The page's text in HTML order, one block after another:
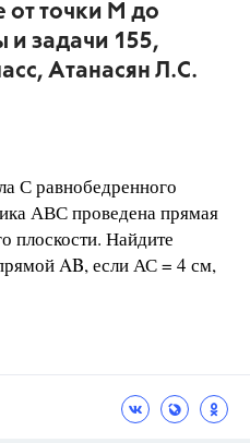
от точки М до
и задачи 155,
Атанасян Л.С.
С равнобедренного
АВС проведена прямая
плоскости. Найдите
AB, если АС = 4 см,